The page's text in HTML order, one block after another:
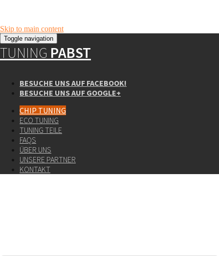
Skip to main content
Toggle navigation
TUNING PABST
BESUCHE UNS AUF FACEBOOK!
BESUCHE UNS AUF GOOGLE+
CHIP TUNING
ECO TUNING
TUNING TEILE
FAQS
ÜBER UNS
UNSERE PARTNER
KONTAKT